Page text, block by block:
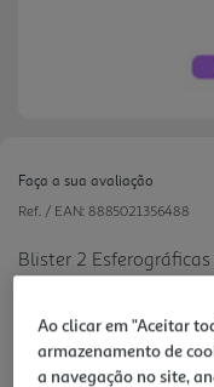
Faça a sua avaliação
Ref. / EAN: 8885021356488
Blister 2
Sortidos.
2.25 €/un
Ao clicar em "Aceitar
armazenamento de
a navegação no site,